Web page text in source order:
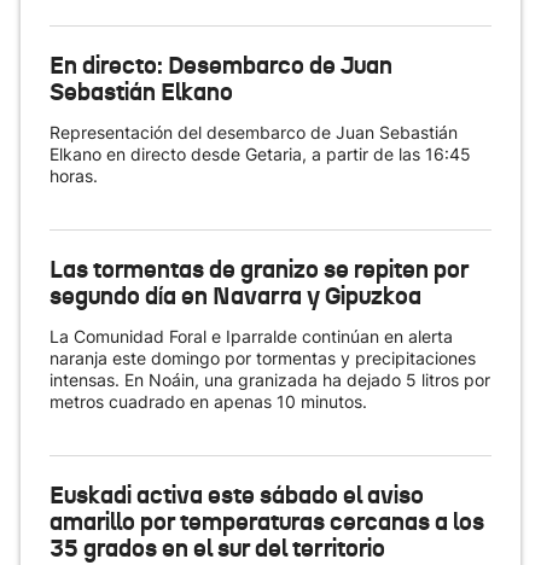
En directo: Desembarco de Juan
Sebastián Elkano
Representación del desembarco de Juan Sebastián
Elkano en directo desde Getaria, a partir de las 16:45
horas.
Las tormentas de granizo se repiten por
segundo día en Navarra y Gipuzkoa
La Comunidad Foral e Iparralde continúan en alerta
naranja este domingo por tormentas y precipitaciones
intensas. En Noáin, una granizada ha dejado 5 litros por
metros cuadrado en apenas 10 minutos.
Euskadi activa este sábado el aviso
amarillo por temperaturas cercanas a los
35 grados en el sur del territorio